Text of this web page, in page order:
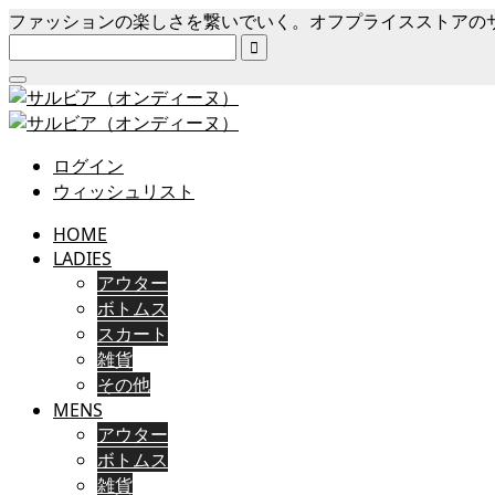
ファッションの楽しさを繋いでいく。オフプライスストアの

ログイン
ウィッシュリスト
HOME
LADIES
アウター
ボトムス
スカート
雑貨
その他
MENS
アウター
ボトムス
雑貨